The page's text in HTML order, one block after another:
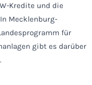
Kredite und die
Mecklenburg-
für
gibt es darüber